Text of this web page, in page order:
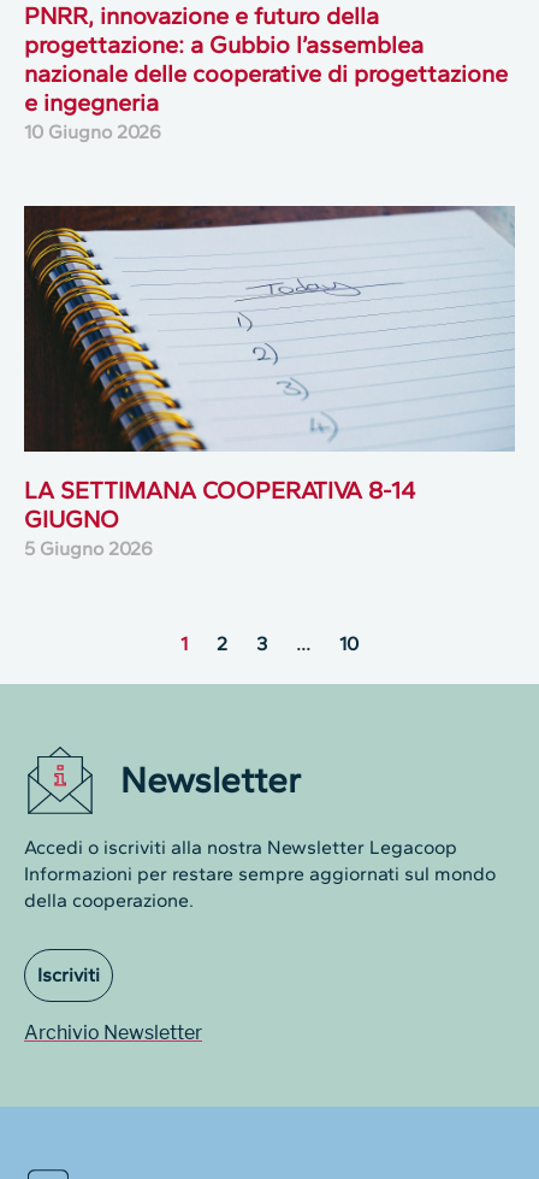
PNRR, innovazione e futuro della
progettazione: a Gubbio l’assemblea
nazionale delle cooperative di progettazione
e ingegneria
10 Giugno 2026
LA SETTIMANA COOPERATIVA 8-14
GIUGNO
5 Giugno 2026
1 2 3 … 10
Newsletter
Accedi o iscriviti alla nostra Newsletter Legacoop
Informazioni per restare sempre aggiornati sul mondo
della cooperazione.
Iscriviti
Archivio Newsletter